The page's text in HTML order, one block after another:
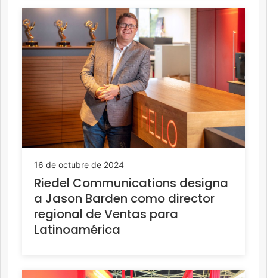
16 de octubre de 2024
Riedel Communications designa
a Jason Barden como director
regional de Ventas para
Latinoamérica